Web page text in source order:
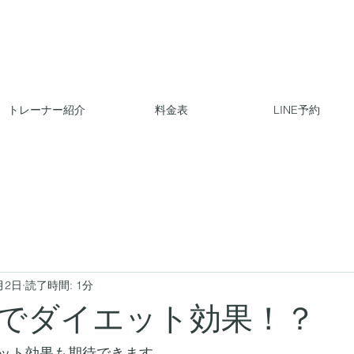
トレーナー紹介 料金表 LINE予約
ダイエット効果！？
2日 読了時間: 1分